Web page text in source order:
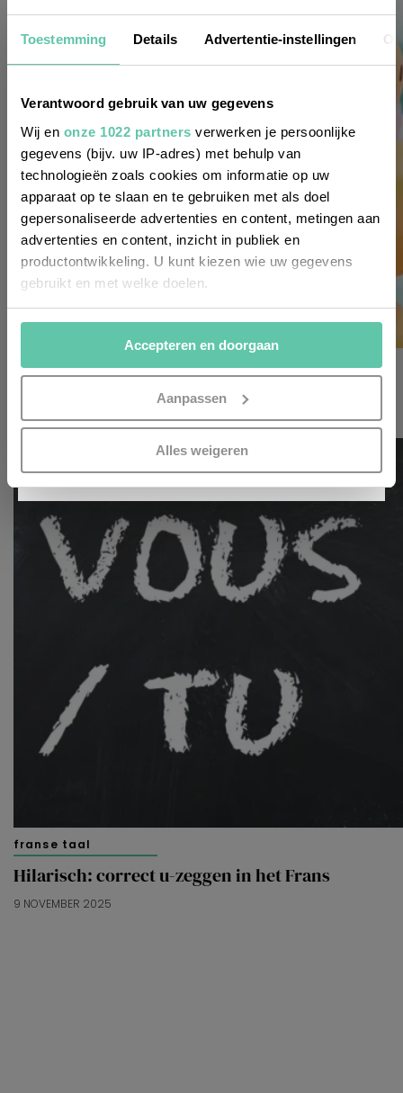
Toestemming Details Advertentie-instellingen
Verantwoord gebruik van uw gegevens
Wij en onze 1022 partners verwerken je persoonlijke
gegevens (bijv. uw IP-adres) met behulp van
technologieën zoals cookies om informatie op uw
apparaat op te slaan en te gebruiken met als doel
gepersonaliseerde advertenties en content, metingen aan
advertenties en content, inzicht in publiek en
productontwikkeling. U kunt kiezen wie uw gegevens
gebruikt en met welke doelen.
Als u het toestaat, willen we ook graag:
Informatie verzamelen over uw geografische
locatie, die tot een paar meter nauwkeurig kan zijn
Uw apparaat identificeren door het actief te
scannen op specifieke eigenschappen (fingerprinting)
verwerkt en stel uw voorkeuren in het
U kunt uw toestemming op elk moment wijzigen of
intrekken in de Cookieverklaring.
Kijk vooral rond en laat je inspireren. Voordat je dat doet,
informeren we je over het gebruik vananalytische en
functionele cookiesom je een optimale
tonen en/of de inhoud van de advertenties op je
voorkeuren af te stemmen. Je kunt je voorkeuren
beheren via ‘Zelf instellen’. Klik je op ‘Accepteren en
doorgaan’ dan ga je akkoord met het gebruik van alle
Accepteren en doorgaan
Aanpassen
Alles weigeren
franse taal
10 Franse uitdrukkingen waar je blij van wordt
12 JANUARI 2026
franse taal
Hilarisch: correct u-zeggen in het Frans
9 NOVEMBER 2025
Nieuwsbrief
Wil je altijd als eerste op de hoogte zijn
van de laatste nieuwtjes, leuke adressen
en inspirerende tips voor Frankrijk? Meld
je dan aan voor onze 2-wekelijkse
nieuwsbrief. Zo gedaan!